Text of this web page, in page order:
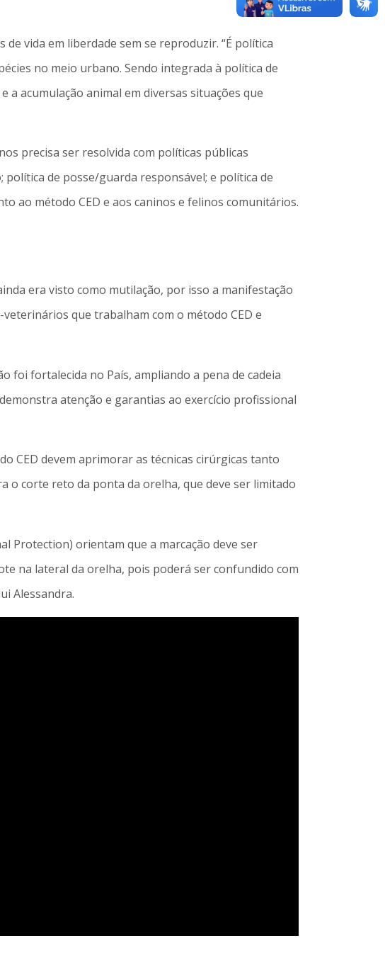
vida em liberdade sem se reproduzir. “É política
no meio urbano. Sendo integrada à política de
acumulação animal em diversas situações que
precisa ser resolvida com políticas públicas
de posse/guarda responsável; e política de
ao método CED e aos caninos e felinos comunitários.
era visto como mutilação, por isso a manifestação
que trabalham com o método CED e
foi fortalecida no País, ampliando a pena de cadeia
atenção e garantias ao exercício profissional
CED devem aprimorar as técnicas cirúrgicas tanto
o corte reto da ponta da orelha, que deve ser limitado
Protection) orientam que a marcação deve ser
na lateral da orelha, pois poderá ser confundido com
Alessandra.